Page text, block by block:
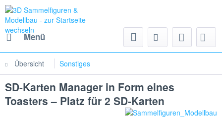
Menü
Übersicht Sonstiges
SD-Karten Manager in Form eines
Toasters – Platz für 2 SD-Karten